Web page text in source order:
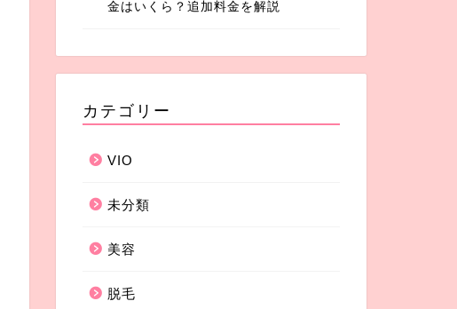
金はいくら？追加料金を解説
カテゴリー
VIO
未分類
美容
脱毛